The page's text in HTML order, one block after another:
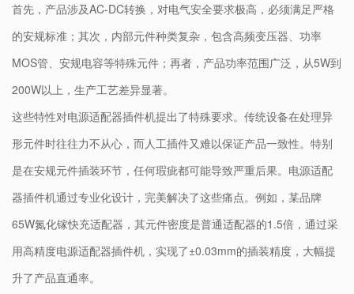
首先，产品涉及AC-DC转换，对电气安全要求极高，必须满足严格
的安规标准；其次，内部元件种类复杂，包含高频变压器、功率
MOS管、安规电容等特殊元件；再者，产品功率范围广泛，从5W到
200W以上，生产工艺差异显著。
这些特性对电源适配器插件机提出了特殊要求。传统设备在处理异
形元件时往往力不从心，而人工插件又难以保证产品一致性。特别
是在安规元件插装环节，任何瑕疵都可能导致严重后果。电源适配
器插件机通过专业化设计，完美解决了这些痛点。例如，某品牌
65W氮化镓快充适配器，其元件密度是普通适配器的1.5倍，通过采
用高精度电源适配器插件机，实现了±0.03mm的插装精度，大幅提
升了产品直通率。